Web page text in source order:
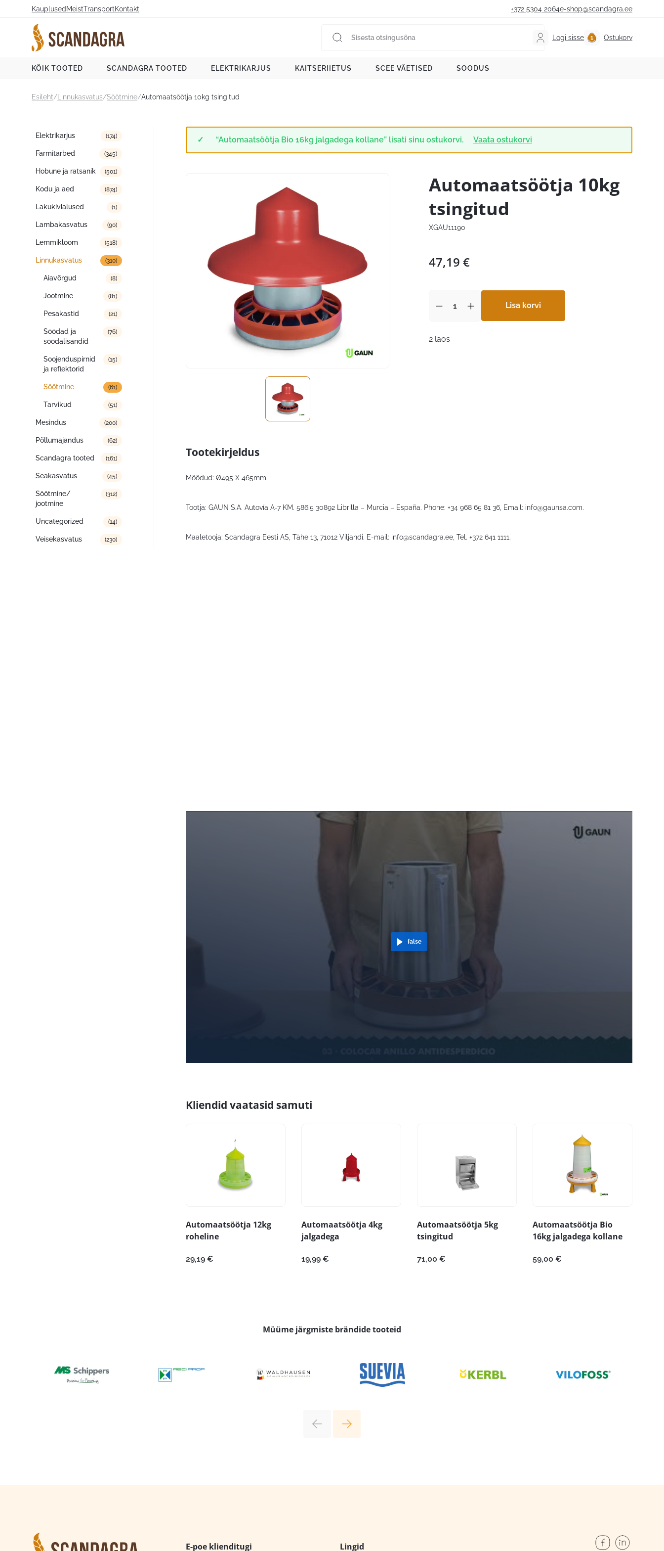
Kauplused MeistTransportKontakt +372 5304 2064e-shop@scandagra.ee
Logi sisse Ostukorv
KÕIK TOOTED SCANDAGRA TOOTED ELEKTRIKARJUS KAITSERIIETUS SCEE VÄETISED SOODUS
Esileht/ Linnukasvatus/Söötmine/Automaatsöötja 10kg tsingitud
Tootekategooriad
Elektrikarjus (174)
Farmitarbed (345)
Hobune ja ratsanik (501)
Kodu ja aed (874)
Lakukivialused (1)
Lambakasvatus (90)
Lemmikloom (518)
Linnukasvatus (310)
Aiavõrgud (8)
Jootmine (81)
Pesakastid (21)
Söödad ja
söödalisandid
(76)
Soojenduspirnid
ja reflektorid
(15)
Söötmine (61)
Tarvikud (51)
Mesindus (200)
Põllumajandus (62)
Scandagra tooted (161)
Seakasvatus (45)
Söötmine/
jootmine
(312)
Uncategorized (14)
Veisekasvatus (230)
“Automaatsöötja Bio 16kg jalgadega kollane” lisati sinu ostukorvi. Vaata ostukorvi
Automaatsöötja 10kg
tsingitud
XGAU11190
47,19 €
Lisa korvi
2 laos
Tootekirjeldus
Mõõdud: Ø495 X 465mm.
Tootja: GAUN S.A. Autovía A-7 KM. 586.5 30892 Librilla – Murcia – España. Phone: +34 968 65 81 36, Email: info@gaunsa.com.
Maaletooja: Scandagra Eesti AS, Tähe 13, 71012 Viljandi. E-mail: info@scandagra.ee , Tel. +372 641 1111.
false
Kliendid vaatasid samuti
Automaatsöötja 12kg
roheline
29,19 €
Automaatsöötja 4kg
jalgadega
19,99 €
Automaatsöötja 5kg
tsingitud
71,00 €
Automaatsöötja Bio
16kg jalgadega kollane
59,00 €
Müüme järgmiste brändide tooteid
E-poe klienditugi Lingid